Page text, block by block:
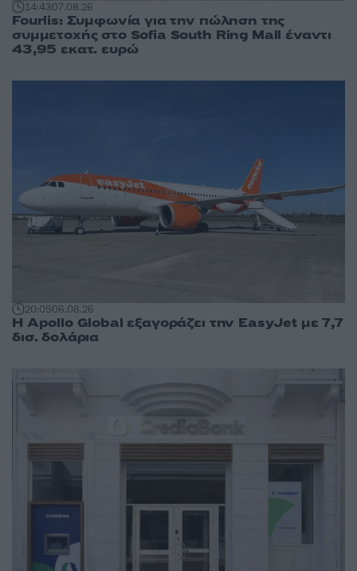
14:4307.08.26
Fourlis: Συμφωνία για την πώληση της
συμμετοχής στο Sofia South Ring Mall έναντι
43,95 εκατ. ευρώ
20:0506.08.26
Η Apollo Global εξαγοράζει την EasyJet με 7,7
δισ. δολάρια